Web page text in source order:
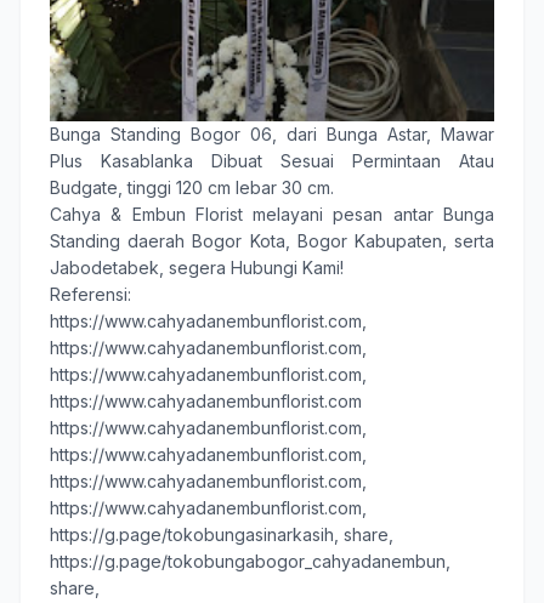
Bunga Standing Bogor 06 , dari Bunga Astar, Mawar
Plus Kasablanka Dibuat Sesuai Permintaan Atau
Budgate, tinggi 120 cm lebar 30 cm.
Cahya & Embun Floristmelayani pesan antarBunga
Standing daerahBogor Kota Bogor Kabupaten , serta
Jabodetabek, segera Hubungi Kami!
Referensi:
https://www.cahyadanembunflorist.com,
https://www.cahyadanembunflorist.com,
https://www.cahyadanembunflorist.com,
https://www.cahyadanembunflorist.com
https://www.cahyadanembunflorist.com,
https://www.cahyadanembunflorist.com,
https://www.cahyadanembunflorist.com,
https://www.cahyadanembunflorist.com,
https://g.page/tokobungasinarkasih, share
https://g.page/tokobungabogor_cahyadanembun,
share,